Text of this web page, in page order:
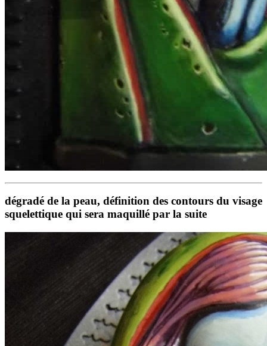
dégradé de la peau, définition des contours du visage
squelettique qui sera maquillé par la suite